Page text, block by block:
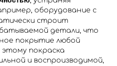
оборудование с
строит
детали, что
покрытие любой
этому покраска
и воспроизводимой,